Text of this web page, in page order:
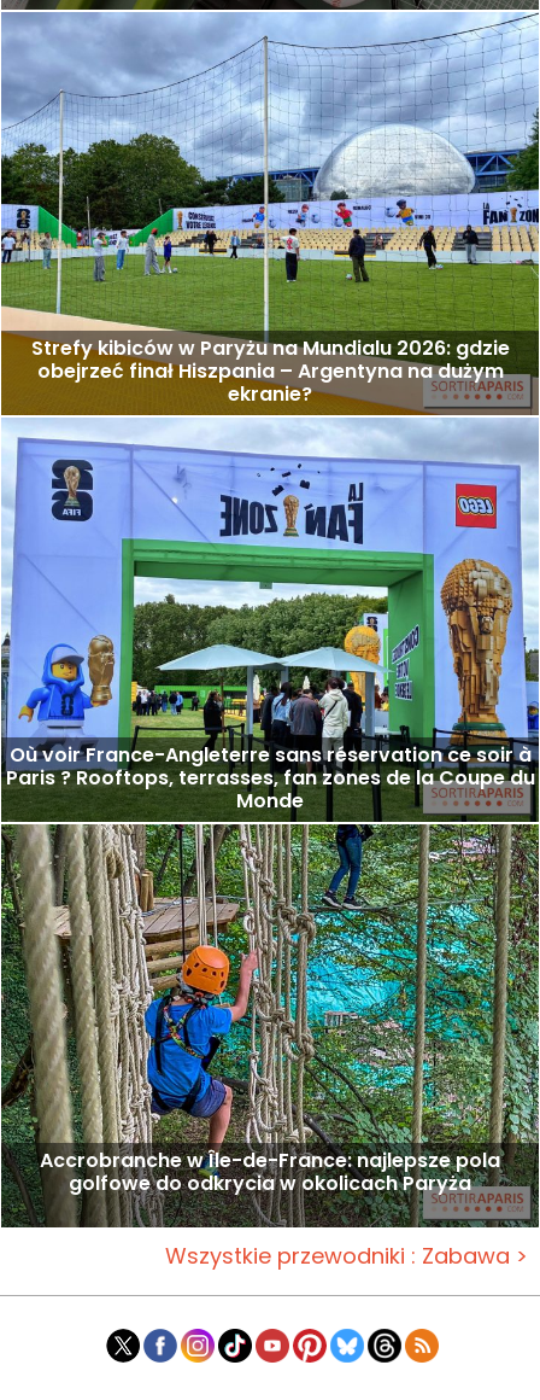
Strefy kibiców w Paryżu na Mundialu 2026: gdzie
obejrzeć finał Hiszpania – Argentyna na dużym
ekranie?
Où voir France-Angleterre sans réservation ce soir à
Paris ? Rooftops, terrasses, fan zones de la Coupe du
Monde
Accrobranche w Île-de-France: najlepsze pola
golfowe do odkrycia w okolicach Paryża
Wszystkie przewodniki : Zabawa >